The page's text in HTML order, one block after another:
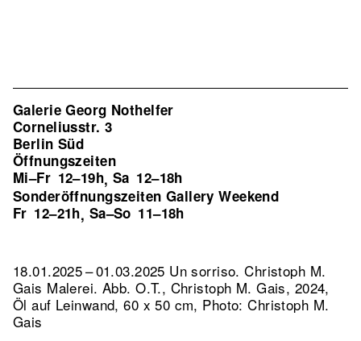
Galerie Georg Nothelfer
Corneliusstr. 3
Berlin Süd
Öffnungszeiten
Mi–Fr 12–19h, Sa 12–18h
Sonderöffnungszeiten Gallery Weekend
Fr 12–21h, Sa–So 11–18h
18.01.2025 – 01.03.2025 Un sorriso. Christoph M.
Gais Malerei. Abb. O.T., Christoph M. Gais, 2024,
Öl auf Leinwand, 60 x 50 cm, Photo: Christoph M.
Gais